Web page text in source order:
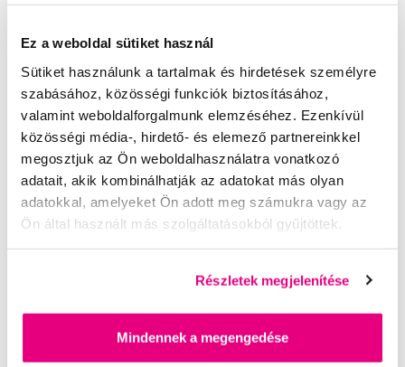
Ez a weboldal sütiket használ
Sütiket használunk a tartalmak és hirdetések személyre
szabásához, közösségi funkciók biztosításához,
valamint weboldalforgalmunk elemzéséhez. Ezenkívül
közösségi média-, hirdető- és elemező partnereinkkel
megosztjuk az Ön weboldalhasználatra vonatkozó
adatait, akik kombinálhatják az adatokat más olyan
adatokkal, amelyeket Ön adott meg számukra vagy az
Ön által használt más szolgáltatásokból gyűjtöttek.
Részletek megjelenítése
Mindennek a megengedése